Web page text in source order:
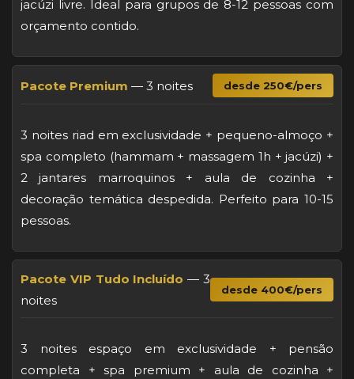
jacúzi livre. Ideal para grupos de 8-12 pessoas com
orçamento contido.
Pacote Premium — 3 noites desde 250€/pers
3 noites riad em exclusividade + pequeno-almoço +
spa completo (hammam + massagem 1h + jacúzi) +
2 jantares marroquinos + aula de cozinha +
decoração temática despedida. Perfeito para 10-15
pessoas.
Pacote VIP Tudo Incluído — 3
noites
desde 400€/pers
3 noites espaço em exclusividade + pensão
completa + spa premium + aula de cozinha +